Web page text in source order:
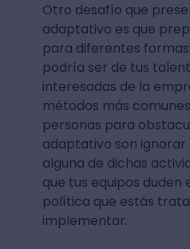
Otro desafío que
adaptativo es que
para diferentes
podría ser de tus
interesadas de la
métodos más
personas para
adaptativo son ignorar
alguna de dichas
que tus equipos
política que estás
implementar.